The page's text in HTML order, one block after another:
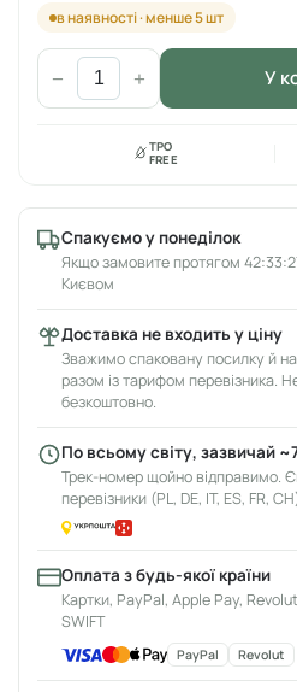
в наявності · менше 5 шт
− + У
TPO
FREE
Спакуємо у понеділок
Якщо замовите протягом
Києвом
Доставка не входить у ціну
Зважимо спаковану посилку й
разом із тарифом перевізника.
безкоштовно.
По всьому світу, зазвичай
Трек-номер щойно відправимо.
перевізники (PL, DE, IT, ES, FR,
Оплата з будь-якої країни
Картки, PayPal, Apple Pay,
SWIFT
PayPal Revolut